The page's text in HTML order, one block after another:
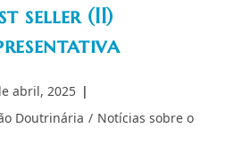
seller (II)
abril, 2025
Doutrinária / Notícias sobre o